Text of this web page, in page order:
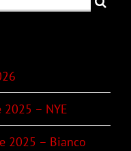
2025 – NYE
2025 – Bianco